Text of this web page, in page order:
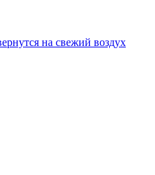
на свежий воздух